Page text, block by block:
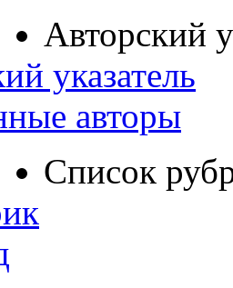
Авторский
указатель
авторы
Список